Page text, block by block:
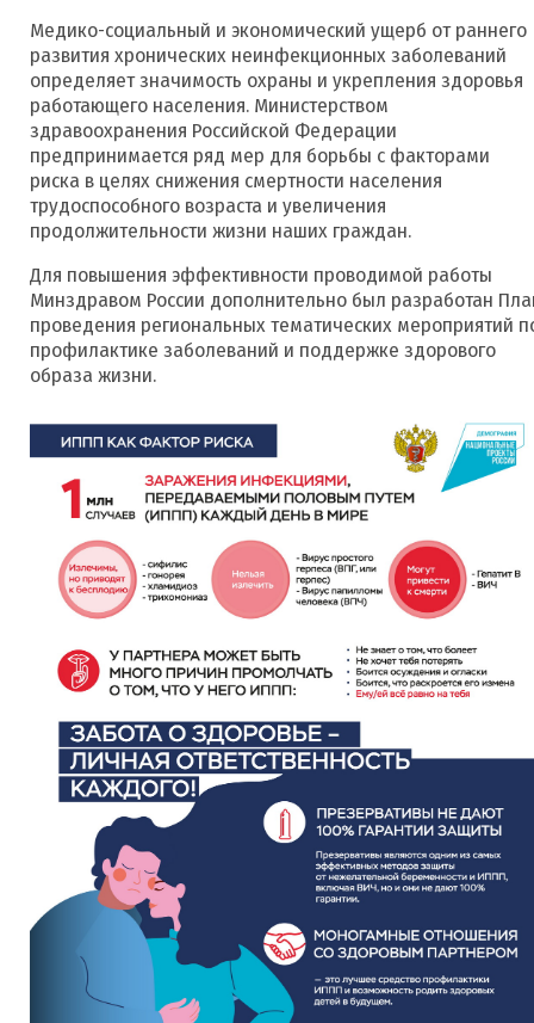
Медико-социальный и экономический ущерб от раннего
развития хронических неинфекционных заболеваний
определяет значимость охраны и укрепления здоровья
работающего населения. Министерством
здравоохранения Российской Федерации
предпринимается ряд мер для борьбы с факторами
риска в целях снижения смертности населения
трудоспособного возраста и увеличения
продолжительности жизни наших граждан.
Для повышения эффективности проводимой работы
Минздравом России дополнительно был разработан
проведения региональных тематических мероприятий
профилактике заболеваний и поддержке здорового
образа жизни.